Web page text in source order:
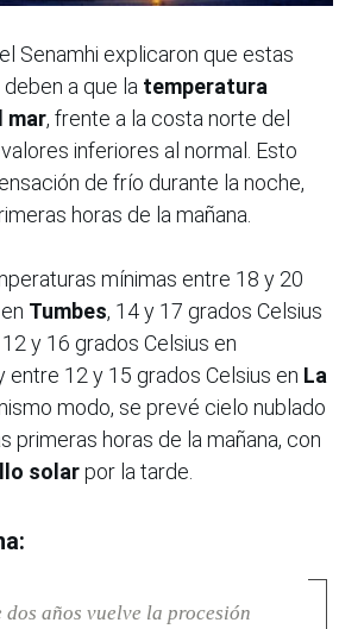
Senamhi explicaron que estas
a que la temperatura
mar, frente a la costa norte del
inferiores al normal. Esto
de frío durante la noche,
horas de la mañana.
mínimas entre 18 y 20
Tumbes, 14 y 17 grados Celsius
y 16 grados Celsius en
entre 12 y 15 grados Celsius en La
modo, se prevé cielo nublado
primeras horas de la mañana, con
solarpor la tarde.
dos años vuelve la procesión